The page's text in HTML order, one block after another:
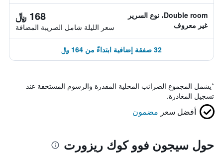
Double room، نوع السرير
غير معروف
168 ﷼
سعر الليلة شامل الصريبة المضافة
32 صفقة إضافية ابتداءً من 164 ﷼
*يشمل المجموع الضرائب المحلية المقدرة والرسوم المستحقة عند
تسجيل المغادرة.
أفضل سعر مضمون
حول سيجون فوو كوك ريزورت